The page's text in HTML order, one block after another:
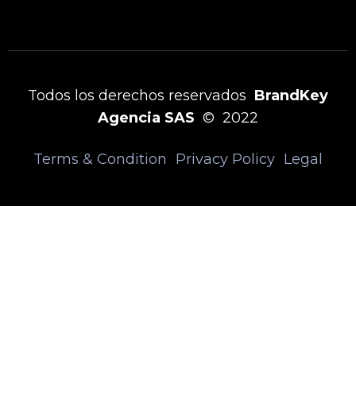
Todos los derechos reservados BrandKey
Agencia SAS © 2022
Terms & Condition Privacy Policy Legal